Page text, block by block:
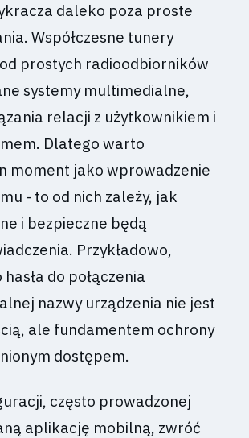
daleko poza proste
Współczesne tunery
prostych radioodbiorników
systemy multimedialne,
relacji z użytkownikiem i
Dlatego warto
moment jako wprowadzenie
- to od nich zależy, jak
i bezpieczne będą
Przykładowo,
do połączenia
nazwy urządzenia nie jest
ale fundamentem ochrony
dostępem.
często prowadzonej
aplikację mobilną, zwróć